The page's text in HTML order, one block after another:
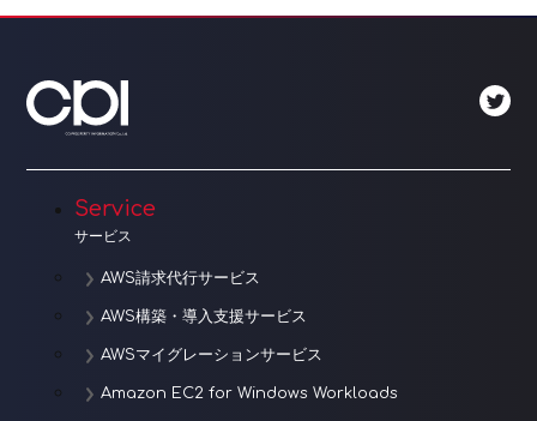
Service
サービス
AWS請求代行サービス
AWS構築・導入支援サービス
AWSマイグレーションサービス
Amazon EC2 for Windows Workloads